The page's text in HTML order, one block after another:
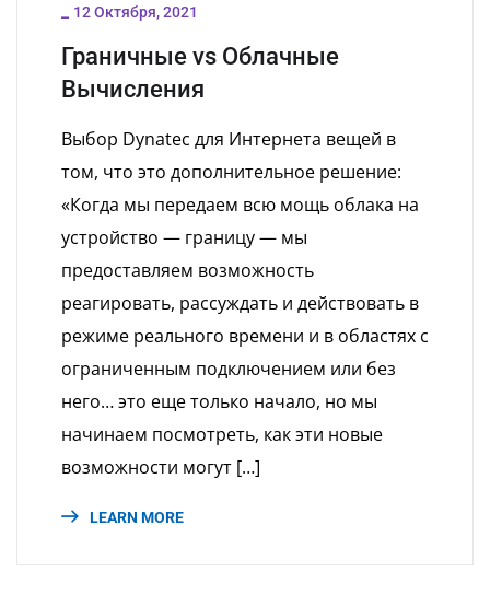
_ 12 Октября, 2021
Граничные vs Облачные
Вычисления
Выбор Dynatec для Интернета вещей в
том, что это дополнительное решение:
«Когда мы передаем всю мощь облака на
устройство — границу — мы
предоставляем возможность
реагировать, рассуждать и действовать в
режиме реального времени и в областях с
ограниченным подключением или без
него… это еще только начало, но мы
начинаем посмотреть, как эти новые
возможности могут […]
LEARN MORE